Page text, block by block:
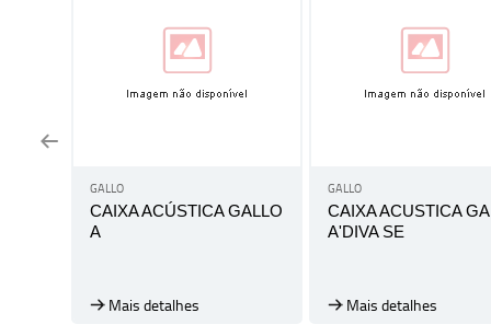
GALLO
CAIXA ACÚSTICA GALLO
A
Mais detalhes
GALLO
CAIXA ACUSTICA
A'DIVA SE
Mais detalhes